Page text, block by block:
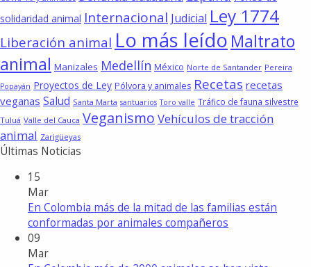
solidaridad animal Internacional Judicial Ley 1774
Liberación animal Lo más leído Maltrato
animal Manizales Medellín México Norte de Santander Pereira
Popayán Proyectos de Ley Pólvora y animales Recetas recetas
veganas Salud Santa Marta santuarios Toro valle Tráfico de fauna silvestre
Tuluá Valle del Cauca Veganismo Vehículos de tracción
animal Zarigüeyas
Últimas Noticias
15
Mar
En Colombia más de la mitad de las familias están
conformadas por animales compañeros
09
Mar